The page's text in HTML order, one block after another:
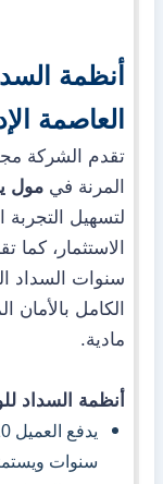
أنظمة
العاصمة
تقدم الشركة
المرنة في مول
لتسهيل التجربة
الاستثمار،
سنوات السداد
الكامل
مادية.
أنظمة السداد
سنوات ويستمتع بخصم